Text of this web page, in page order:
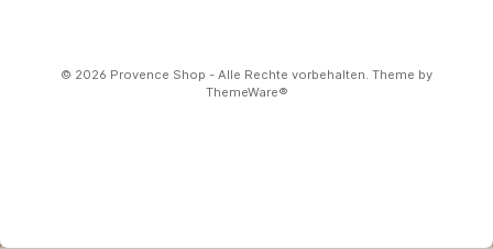
© 2026 Provence Shop - Alle Rechte vorbehalten. Theme by
ThemeWare®